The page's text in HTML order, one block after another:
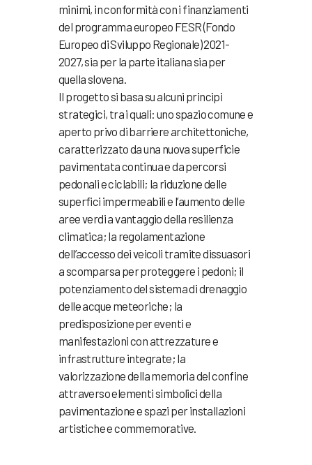
minimi, in conformità con i finanziamenti
del programma europeo FESR (Fondo
Europeo di Sviluppo Regionale) 2021-
2027, sia per la parte italiana sia per
quella slovena.
Il progetto si basa su alcuni principi
strategici, tra i quali: uno spazio comune e
aperto privo di barriere architettoniche,
caratterizzato da una nuova superficie
pavimentata continua e da percorsi
pedonali e ciclabili; la riduzione delle
superfici impermeabili e l’aumento delle
aree verdi a vantaggio della resilienza
climatica; la regolamentazione
dell’accesso dei veicoli tramite dissuasori
a scomparsa per proteggere i pedoni; il
potenziamento del sistema di drenaggio
delle acque meteoriche; la
predisposizione per eventi e
manifestazioni con attrezzature e
infrastrutture integrate; la
valorizzazione della memoria del confine
attraverso elementi simbolici della
pavimentazione e spazi per installazioni
artistiche e commemorative.